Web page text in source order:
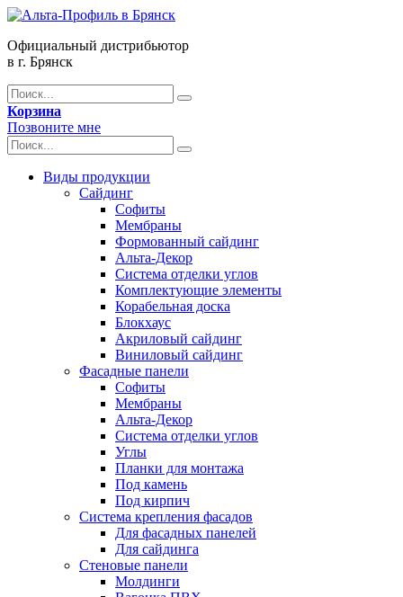
Официальный дистрибьютор
в г. Брянск
Корзина
Позвоните мне
Виды продукции
Сайдинг
Софиты
Мембраны
Формованный сайдинг
Альта-Декор
Система отделки углов
Комплектующие элементы
Корабельная доска
Блокхаус
Акриловый сайдинг
Виниловый сайдинг
Фасадные панели
Софиты
Мембраны
Альта-Декор
Система отделки углов
Углы
Планки для монтажа
Под камень
Под кирпич
Система крепления фасадов
Для фасадных панелей
Для сайдинга
Стеновые панели
Молдинги